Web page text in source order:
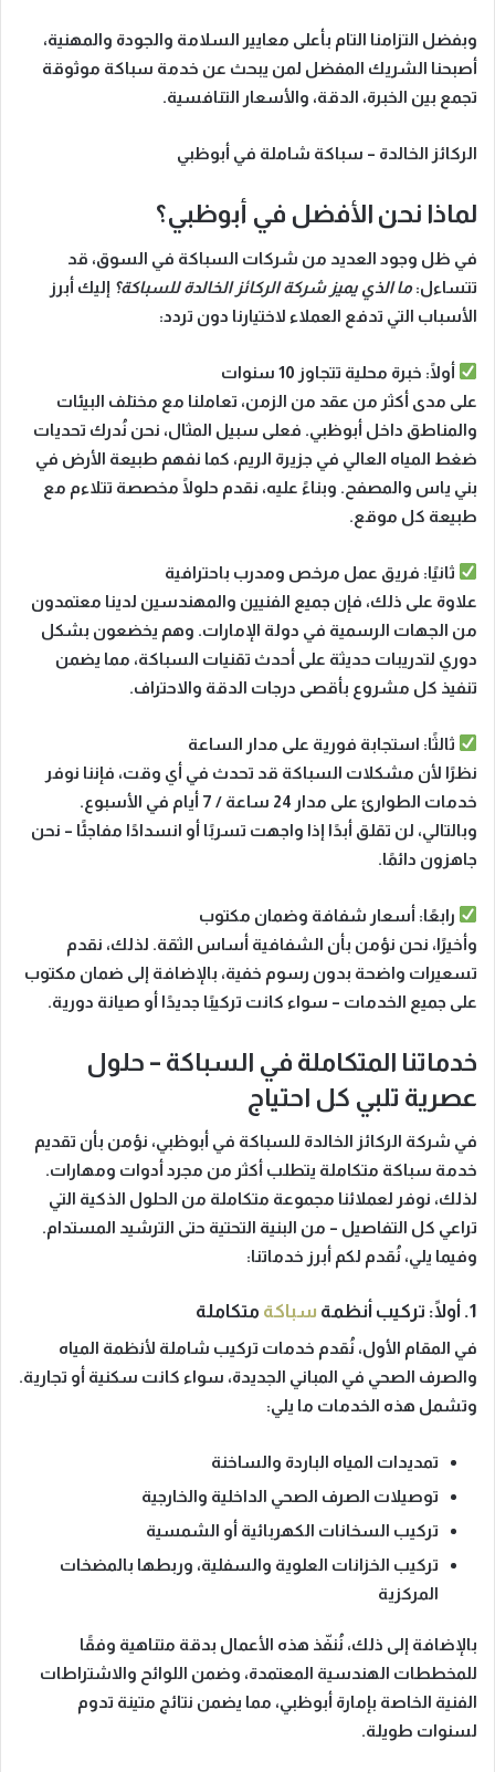
وبفضل التزامنا التام بأعلى معايير السلامة والجودة والمهنية،
أصبحنا الشريك المفضل لمن يبحث عن خدمة سباكة موثوقة
تجمع بين الخبرة، الدقة، والأسعار التنافسية.
الركائز الخالدة – سباكة شاملة في أبوظبي
لماذا نحن الأفضل في أبوظبي؟
في ظل وجود العديد من شركات السباكة في السوق، قد
تتساءل:ما الذي يميز شركة الركائز الخالدة للسباكة؟ إليك أبرز
الأسباب التي تدفع العملاء لاختيارنا دون تردد:
أولًا: خبرة محلية تتجاوز 10 سنوات
على مدى أكثر من عقد من الزمن، تعاملنا مع مختلف البيئات
والمناطق داخل أبوظبي. فعلى سبيل المثال، نحن نُدرك تحديات
ضغط المياه العالي في جزيرة الريم، كما نفهم طبيعة الأرض في
بني ياس والمصفح. وبناءً عليه، نقدم حلولًا مخصصة تتلاءم مع
طبيعة كل موقع.
ثانيًا: فريق عمل مرخص ومدرب باحترافية
علاوة على ذلك، فإن جميع الفنيين والمهندسين لدينا معتمدون
من الجهات الرسمية في دولة الإمارات. وهم يخضعون بشكل
دوري لتدريبات حديثة على أحدث تقنيات السباكة، مما يضمن
تنفيذ كل مشروع بأقصى درجات الدقة والاحتراف.
ثالثًا: استجابة فورية على مدار الساعة
نظرًا لأن مشكلات السباكة قد تحدث في أي وقت، فإننا نوفر
خدمات الطوارئ على مدار 24 ساعة / 7 أيام
في الأسبوع.
وبالتالي، لن تقلق أبدًا إذا واجهت تسربًا أو انسدادًا مفاجئًا – نحن
جاهزون دائمًا.
رابعًا: أسعار شفافة وضمان مكتوب
وأخيرًا، نحن نؤمن بأن الشفافية أساس الثقة. لذلك، نقدم
تسعيرات واضحة بدون رسوم خفية، بالإضافة إلى ضمان مكتوب
على جميع الخدمات – سواء كانت تركيبًا جديدًا أو صيانة دورية.
خدماتنا المتكاملة في السباكة – حلول
عصرية تلبي كل احتياج
في شركة الركائز الخالدة للسباكة في أبوظبي، نؤمن بأن تقديم
خدمة سباكة متكاملة يتطلب أكثر من مجرد أدوات ومهارات.
لذلك، نوفر لعملائنا مجموعة متكاملة من الحلول الذكية التي
تراعي كل التفاصيل – من البنية التحتية حتى الترشيد المستدام.
وفيما يلي، نُقدم لكم أبرز خدماتنا:
1. أولًا: تركيب أنظمة سباكة متكاملة
في المقام الأول، نُقدم خدمات تركيب شاملة لأنظمة المياه
والصرف الصحي في المباني الجديدة، سواء كانت سكنية أو تجارية.
وتشمل هذه الخدمات ما يلي:
تمديدات المياه الباردة والساخنة
توصيلات الصرف الصحي الداخلية والخارجية
تركيب السخانات الكهربائية أو الشمسية
تركيب الخزانات العلوية والسفلية، وربطها بالمضخات
المركزية
بالإضافة إلى ذلك، نُنفّذ هذه الأعمال بدقة متناهية وفقًا
للمخططات الهندسية المعتمدة، وضمن اللوائح والاشتراطات
الفنية الخاصة بإمارة أبوظبي، مما يضمن نتائج متينة تدوم
لسنوات طويلة.